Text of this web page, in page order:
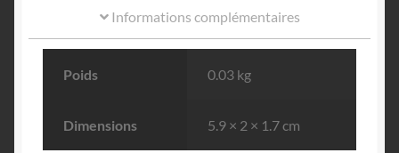
Informations complémentaires
Poids 0.03 kg
Dimensions 5.9 × 2 × 1.7 cm